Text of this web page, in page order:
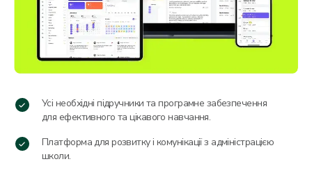
Усі необхідні підручники та програмне забезпечення
для ефективного та цікавого навчання.
Платформа для розвитку і комунікації з адміністрацією
школи.